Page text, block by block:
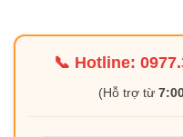
📞 Hotline:
(Hỗ trợ từ